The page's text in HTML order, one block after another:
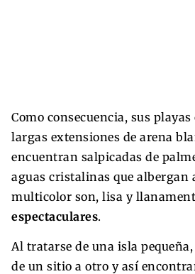
Como consecuencia, sus
largas extensiones de arena
encuentran salpicadas de
aguas cristalinas que albergan
multicolor son, lisa y
espectaculares.
Al tratarse de una isla
de un sitio a otro y así